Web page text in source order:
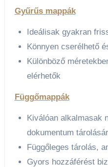
Gyűrűs mappák
Ideálisak gyakran
Könnyen cserélhető
Különböző
elérhetők
Függőmappák
Kiválóan alkalmasak
dokumentum
Függőleges tárolás,
Gyors hozzáférést